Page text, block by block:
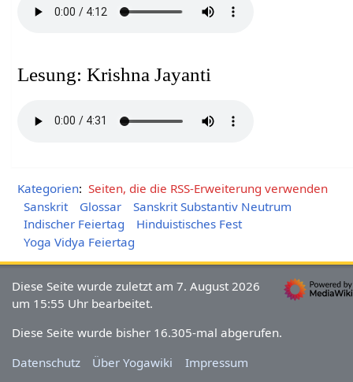
Lesung: Krishna Jayanti
Kategorien: Seiten, die die RSS-Erweiterung verwenden
Sanskrit
Glossar
Sanskrit Substantiv Neutrum
Indischer Feiertag
Hinduistisches Fest
Yoga Vidya Feiertag
Diese Seite wurde zuletzt am 7. August 2026
um 15:55 Uhr bearbeitet.
Diese Seite wurde bisher 16.305-mal abgerufen.
Datenschutz
Über Yogawiki Impressum